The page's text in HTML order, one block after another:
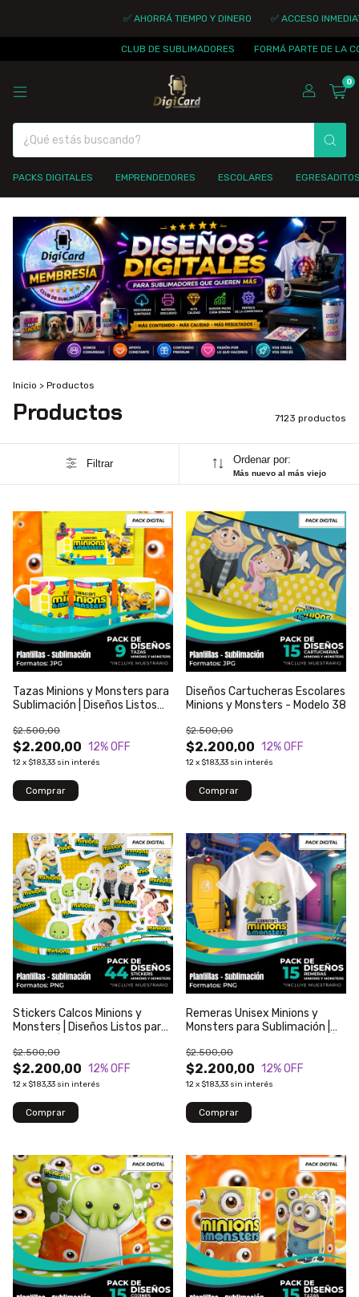
✅ AHORRÁ TIEMPO Y DINERO ✅ ACCESO INMEDIATO ✅
CLUB DE SUBLIMADORES FORMÁ PARTE DE LA COMUNIDAD
0
PACKS DIGITALES EMPRENDEDORES ESCOLARES
Inicio > Productos
Productos 7123 productos
Filtrar Ordenar por:
Más nuevo al más viejo
Tazas Minions y Monsters para
Sublimación | Diseños Listos
$2.200,00
$2.500,00
12% OFF
12x $183,33 sin interés
Diseños Cartucheras Escolares
Minions y Monsters - Modelo 38
$2.200,00
$2.500,00
12% OFF
12x $183,33 sin interés
Stickers Calcos Minions y
Monsters | Diseños Listos para
$2.200,00
$2.500,00
12% OFF
12x $183,33 sin interés
Remeras Unisex Minions y
Monsters para Sublimación |
Modelo 111
$2.200,00
$2.500,00
12% OFF
12x $183,33 sin interés